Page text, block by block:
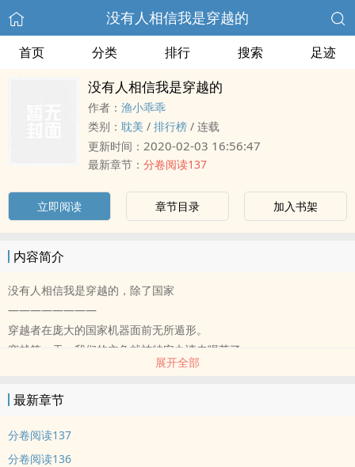
没有人相信我是穿越的
首页 分类 排行 搜索 足迹
没有人相信我是穿越的
作者： 渔小乖乖
类别： 耽美 / 排行榜 / 连载
更新时间： 2020-02-03 16:56:47
最新章节： 分卷阅读137
立即阅读 章节目录 加入书架
内容简介
没有人相信我是穿越的，除了国家
————————
穿越者在庞大的国家机器面前无所遁形。
穿越第一天，我们的主角就被特安办请去喝茶了。
特安办将他判定为无害级穿越者，准其获得临时户口并享有公民权。
白兰高中新来的那位转学生，长得超帅，可惜是个重度中二病。他将
白兰称为我的帝国，将数学老师视为智者……看在他长得帅的份上，班
展开全部
最新章节
分卷阅读137
分卷阅读136